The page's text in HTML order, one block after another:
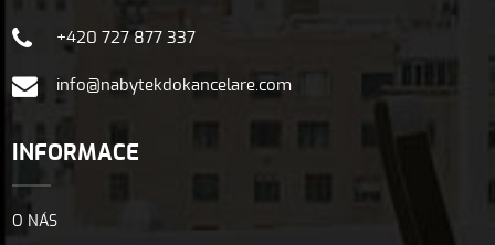
+420 727 877 337
info@nabytekdokancelare.com
INFORMACE
O NÁS